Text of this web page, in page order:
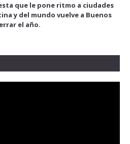
que le pone ritmo a ciudades
y del mundo vuelve a Buenos
el año.